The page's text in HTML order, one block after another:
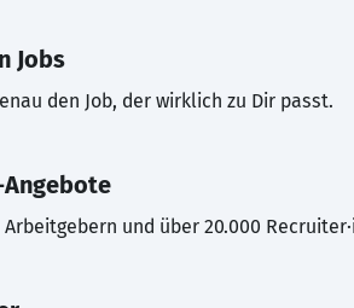
Jobs
den Job, der wirklich zu Dir passt.
und über 20.000